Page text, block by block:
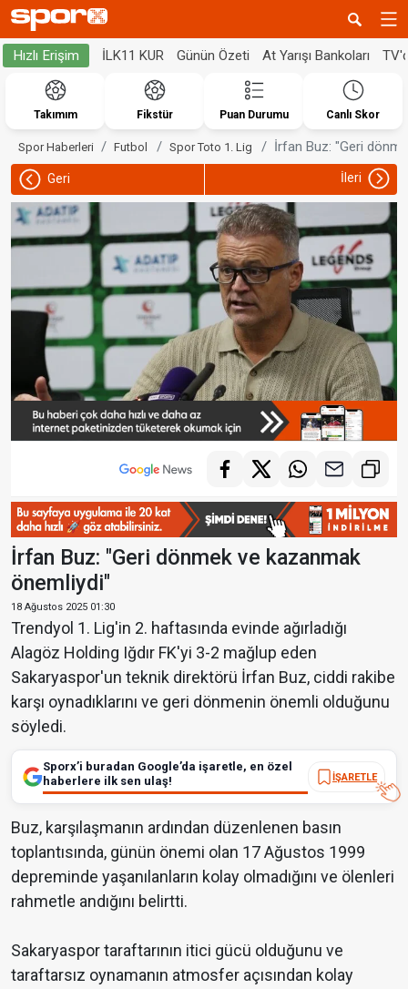
Hızlı Erişim İLK11 KUR Günün Özeti At Yarışı Bankoları
Takımım Fikstür Puan Durumu Canlı Skor
Spor Haberleri Futbol Spor Toto 1. Lig İrfan Buz: "Geri
Geri İleri
İrfan Buz: "Geri dönmek ve kazanmak
önemliydi"
18 Ağustos 2025 01:30
Trendyol 1. Lig'in 2. haftasında evinde ağırladığı
Alagöz Holding Iğdır FK'yi 3-2 mağlup eden
Sakaryaspor'un teknik direktörü İrfan Buz, ciddi rakibe
karşı oynadıklarını ve geri dönmenin önemli olduğunu
söyledi.
Sporx’i buradan Google’da işaretle, en özel
haberlere ilk sen ulaş!
İŞARETLE
Buz, karşılaşmanın ardından düzenlenen basın
toplantısında, günün önemi olan 17 Ağustos 1999
depreminde yaşanılanların kolay olmadığını ve ölenleri
rahmetle andığını belirtti.
Sakaryaspor taraftarının itici gücü olduğunu ve
taraftarsız oynamanın atmosfer açısından kolay